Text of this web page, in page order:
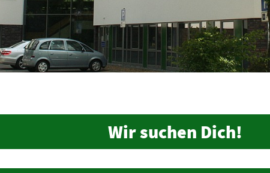
Wir suchen Dich!